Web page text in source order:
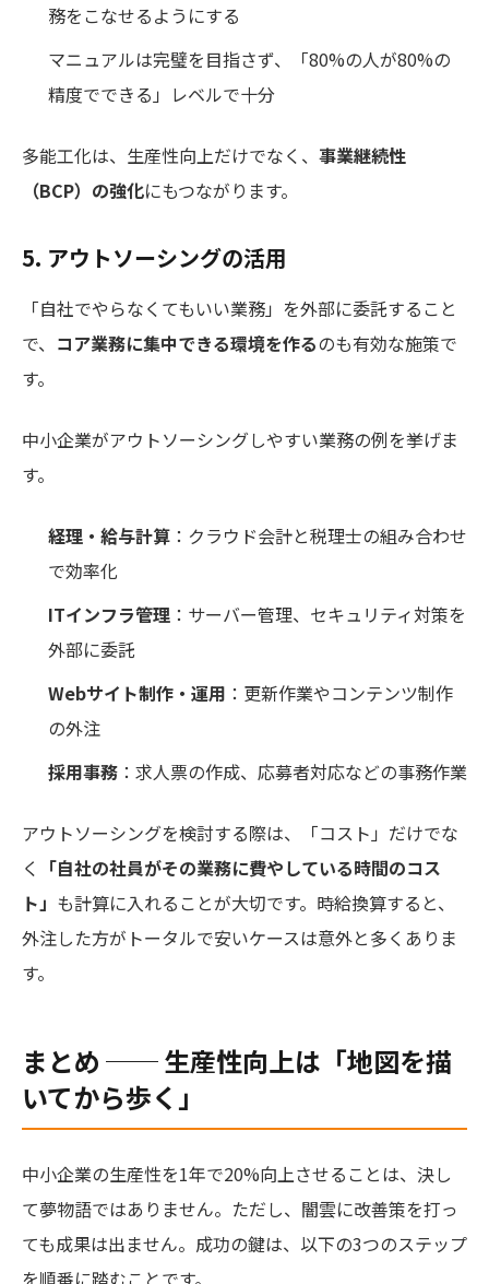
務をこなせるようにする
マニュアルは完璧を目指さず、「80%の人が80%の
精度でできる」レベルで十分
多能工化は、生産性向上だけでなく、 事業継続性
（BCP）の強化にもつながります。
5. アウトソーシングの活用
「自社でやらなくてもいい業務」を外部に委託すること
で、 コア業務に集中できる環境を作るのも有効な施策で
す。
中小企業がアウトソーシングしやすい業務の例を挙げま
す。
経理・給与計算 ：クラウド会計と税理士の組み合わせ
で効率化
ITインフラ管理 ：サーバー管理、セキュリティ対策を
外部に委託
Webサイト制作・運用 ：更新作業やコンテンツ制作
の外注
採用事務 ：求人票の作成、応募者対応などの事務作業
アウトソーシングを検討する際は、「コスト」だけでな
く
「自社の社員がその業務に費やしている時間のコス
ト」 も計算に入れることが大切です。時給換算すると、
外注した方がトータルで安いケースは意外と多くありま
す。
まとめ ── 生産性向上は「地図を描
いてから歩く」
中小企業の生産性を1年で20%向上させることは、決し
て夢物語ではありません。ただし、闇雲に改善策を打っ
ても成果は出ません。成功の鍵は、以下の3つのステップ
を順番に踏むことです。